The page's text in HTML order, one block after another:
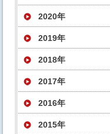
2020年
2019年
2018年
2017年
2016年
2015年